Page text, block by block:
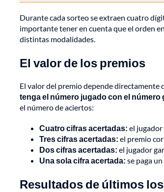
Durante cada sorteo se extraen cuatro
importante tener en cuenta que el orden
distintas modalidades.
El valor de los premios
El valor del premio depende directamente
tenga el número jugado con el número
el número de aciertos:
Cuatro cifras acertadas: el jugador
Tres cifras acertadas: el premio
Dos cifras acertadas: el jugador
Una sola cifra acertada: se paga
Resultados de últimos